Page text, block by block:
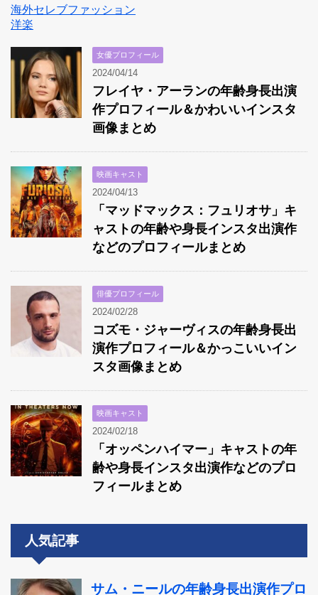
海外セレブファッション
洋楽
女優プロフィール
2024/04/14
フレイヤ・アーランの年齢身長出演
作プロフィール＆かわいいインスタ
画像まとめ
映画キャスト
2024/04/13
「マッドマックス：フュリオサ」キ
ャストの年齢や身長インスタ出演作
などのプロフィールまとめ
俳優プロフィール
2024/02/28
コズモ・ジャーヴィスの年齢身長出
演作プロフィール＆かっこいいイン
スタ画像まとめ
映画キャスト
2024/02/18
「オッペンハイマー」キャストの年
齢や身長インスタ出演作などのプロ
フィールまとめ
人気記事